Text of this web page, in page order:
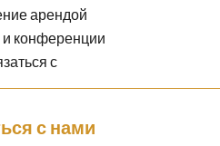
арендой
конференции
с
с нами